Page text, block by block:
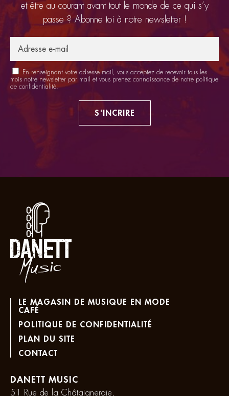
et être au courant avant tout le monde de ce qui s’y
passe ? Abonne toi à notre newsletter !
En renseignant votre adresse mail, vous acceptez de recevoir tous les
mois notre newsletter par mail et vous prenez connaissance de notre politique
de confidentialité.
S'INCRIRE
LE MAGASIN DE MUSIQUE EN MODE
CAFÉ
POLITIQUE DE CONFIDENTIALITÉ
PLAN DU SITE
CONTACT
DANETT MUSIC
51 Rue de la Châtaigneraie,